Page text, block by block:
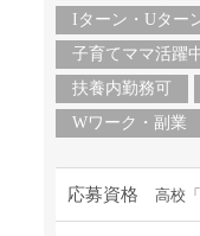
Iターン・Uター
子育てママ活躍
扶養内勤務可
Wワーク・副業
応募資格 高校